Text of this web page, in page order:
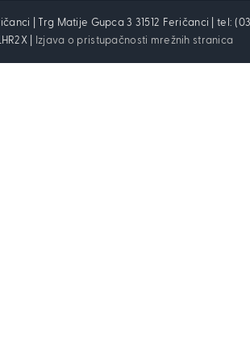
| Trg Matije Gupca 3 31512 Feričanci | tel:
|
Izjava o pristupačnosti mrežnih stranica